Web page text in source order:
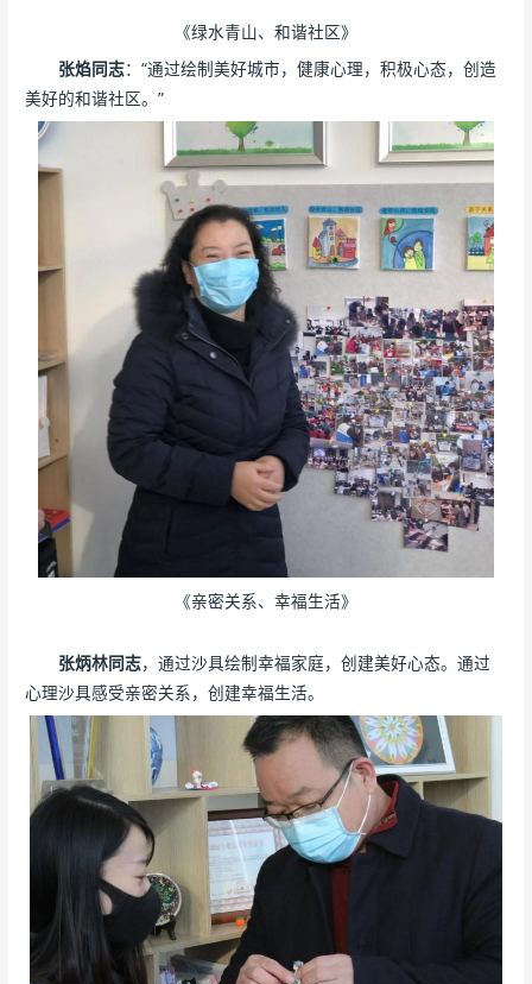
《绿水青山、和谐社区》
张焰同志：“通过绘制美好城市，健康心理，积极心态，创造
美好的和谐社区。”
《亲密关系、幸福生活》
张炳林同志，通过沙具绘制幸福家庭，创建美好心态。通过
心理沙具感受亲密关系，创建幸福生活。